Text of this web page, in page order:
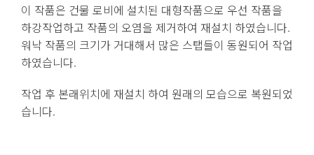
이 작품은 건물 로비에 설치된 대형작품으로 우선 작품을
하강작업하고 작품의 오염을 제거하여 재설치 하였습니다.
워낙 작품의 크기가 거대해서 많은 스탭들이 동원되어 작업
하였습니다.
작업 후 본래위치에 재설치 하여 원래의 모습으로 복원되었
습니다.